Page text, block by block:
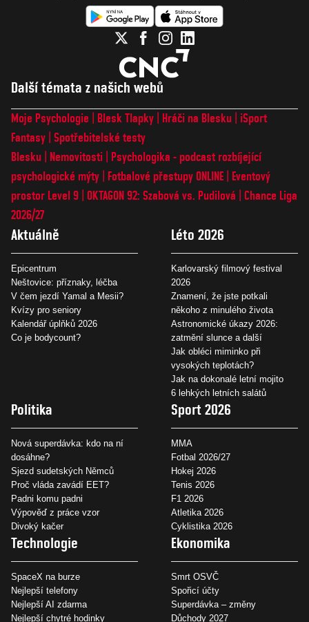
Další témata z našich webů
Moje Psychologie Blesk Tlapky Hráči na Blesku
iSport
Fantasy Spotřebitelské testy
Blesku
Nemovitosti
Psychologika - podcast rozbíjející
psychologické mýty
Fotbalové přestupy ONLINE
Eventový
prostor Level 9 OKTAGON 92: Szabová vs. Pudilová
Chance Liga
2026/27
Aktuálně
Epicentrum
Neštovice: příznaky, léčba
V čem jezdí Yamal a Mesii?
Kvízy pro seniory
Kalendář úplňků 2026
Co je bodycount?
Léto 2026
Karlovarský filmový festival
2026
Znamení, že jste potkali
někoho z minulého života
Astronomické úkazy 2026:
zatmění slunce a další
Jak obléci miminko při
vysokých teplotách?
Jak na dokonalé letní mojito
6 lehkých letních salátů
Politika
Nová superdávka: kdo na ní
dosáhne?
Sjezd sudetských Němců
Proč vláda zavádí EET?
Padni komu padni
Výpověď z práce vzor
Divoký kačer
Sport 2026
MMA
Fotbal 2026/27
Hokej 2026
Tenis 2026
F1 2026
Atletika 2026
Cyklistika 2026
Technologie
SpaceX na burze
Nejlepší telefony
Nejlepší AI zdarma
Nejlepší chytré hodinky
Ekonomika
Smrt OSVČ
Spořicí účty
Superdávka – změny
Důchody 2027